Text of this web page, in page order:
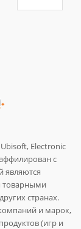
Electronic
с
являются
товарными
странах.
и марок,
(игр и